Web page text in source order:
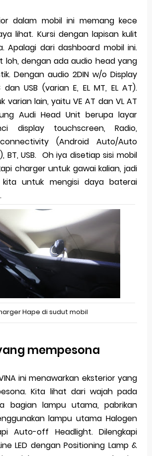
dalam mobil ini memang kece
lihat. Kursi dengan lapisan kulit
Apalagi dari dashboard mobil ini.
loh, dengan ada audio head yang
Dengan audio 2DIN w/o Display
dan USB (varian E, EL MT, EL AT).
varian lain, yaitu VE AT dan VL AT
Audi Head Unit berupa layar
display touchscreen, Radio,
(Android Auto/Auto
BT, USB. Oh iya disetiap sisi mobil
charger untuk gawai kalian, jadi
kita untuk mengisi daya baterai
Hape di sudut mobil
mempesona
ini menawarkan eksterior yang
Kita lihat dari wajah pada
bagian lampu utama, pabrikan
lampu utama Halogen
Auto-off Headlight. Dilengkapi
LED dengan Positioning Lamp &